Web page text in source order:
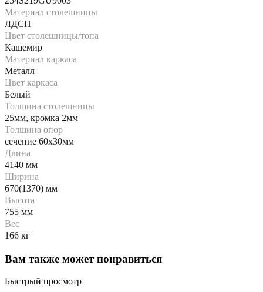
Материал столешницы
ЛДСП
Цвет столешницы/топа
Кашемир
Материал каркаса
Металл
Цвет каркаса
Белый
Толщина столешницы
25мм, кромка 2мм
Толщина опор
сечение 60х30мм
Длина
4140 мм
Ширина
670(1370) мм
Высота
755 мм
Вес
166 кг
Вам также может понравиться
Быстрый просмотр